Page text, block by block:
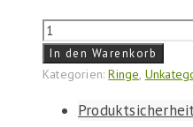
Ring
"Blumig
Grün"
In den Warenkorb
Kategorien:Ringe,